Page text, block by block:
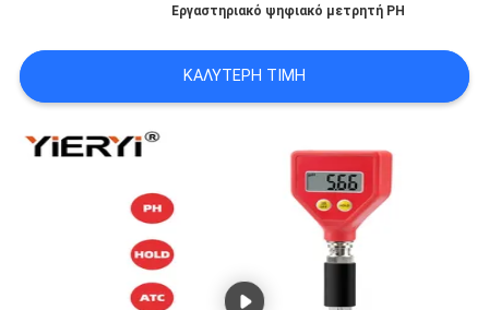
PRIVACY
POLICY
Εργαστηριακό ψηφιακό μετρητή PH
ΚΑΛΎΤΕΡΗ ΤΙΜΉ